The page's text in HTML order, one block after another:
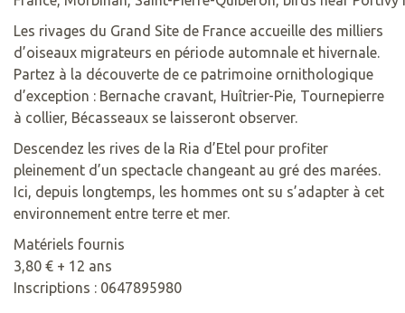
Les rivages du Grand Site de France accueille des milliers
d’oiseaux migrateurs en période automnale et hivernale.
Partez à la découverte de ce patrimoine ornithologique
d’exception : Bernache cravant, Huîtrier-Pie, Tournepierre
à collier, Bécasseaux se laisseront observer.
Descendez les rives de la Ria d’Etel pour profiter
pleinement d’un spectacle changeant au gré des marées.
Ici, depuis longtemps, les hommes ont su s’adapter à cet
environnement entre terre et mer.
Matériels fournis
3,80 € + 12 ans
Inscriptions : 0647895980